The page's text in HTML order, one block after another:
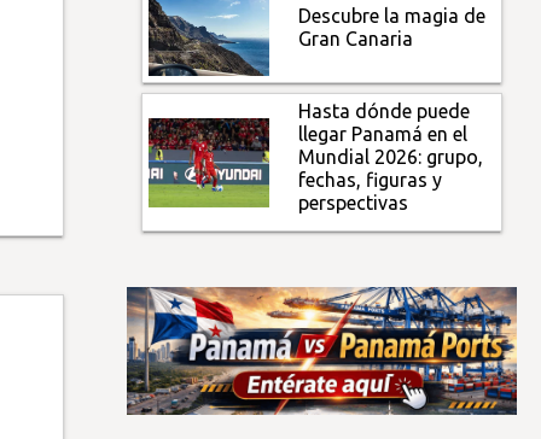
Descubre la magia de
Gran Canaria
Hasta dónde puede
llegar Panamá en el
Mundial 2026: grupo,
fechas, figuras y
perspectivas